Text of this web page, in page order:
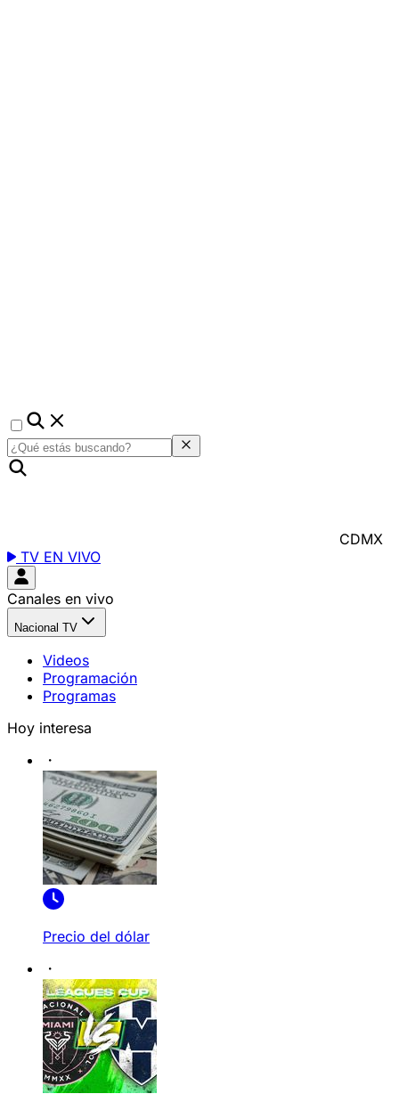
CDMX
TV EN VIVO
Canales en vivo
Nacional TV
Videos
Programación
Programas
Hoy interesa
Precio del dólar